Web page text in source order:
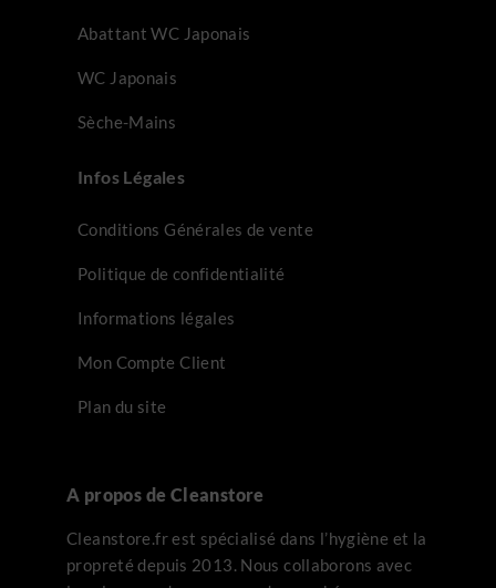
Abattant WC Japonais
WC Japonais
Sèche-Mains
Infos Légales
Conditions Générales de vente
Politique de confidentialité
Informations légales
Mon Compte Client
Plan du site
A propos de Cleanstore
Cleanstore.fr est spécialisé dans l’hygiène et la
propreté depuis 2013. Nous collaborons avec